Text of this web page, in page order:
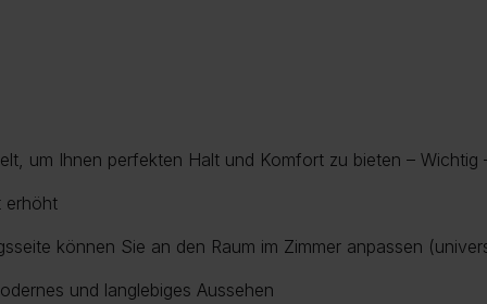
Mehr
um Ihnen perfekten Halt und Komfort zu bieten –
erhöht
können Sie an den Raum im Zimmer anpassen
und langlebiges Aussehen